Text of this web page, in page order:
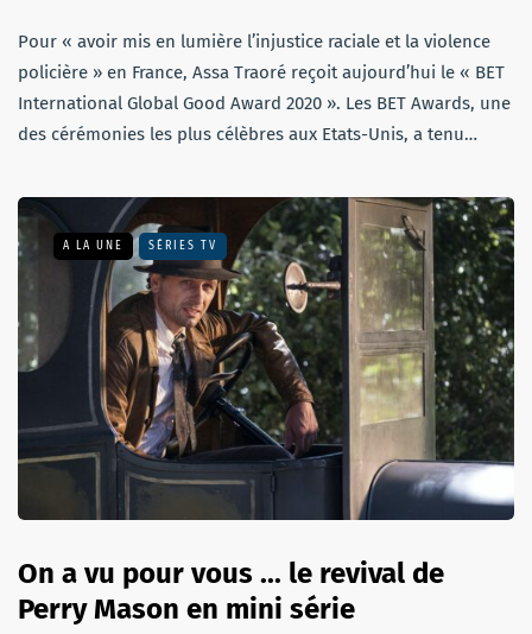
Pour « avoir mis en lumière l’injustice raciale et la violence
policière » en France, Assa Traoré reçoit aujourd’hui le « BET
International Global Good Award 2020 ». Les BET Awards, une
des cérémonies les plus célèbres aux Etats-Unis, a tenu…
A LA UNE SÉRIES TV
On a vu pour vous ... le revival de
Perry Mason en mini série